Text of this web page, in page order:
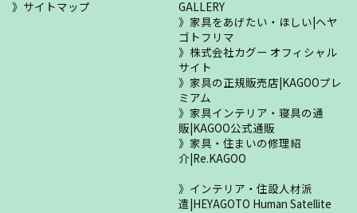
サイトマップ
GALLERY
家具をあげたい・ほしい|ヘヤ
ゴトフリマ
株式会社カグー オフィシャル
サイト
家具の正規販売店|KAGOOプレ
ミアム
家具インテリア・寝具の通
販|KAGOO公式通販
家具・住まいの修理紹
介|Re.KAGOO
インテリア・住設人材派
遣|HEYAGOTO Human Satellite